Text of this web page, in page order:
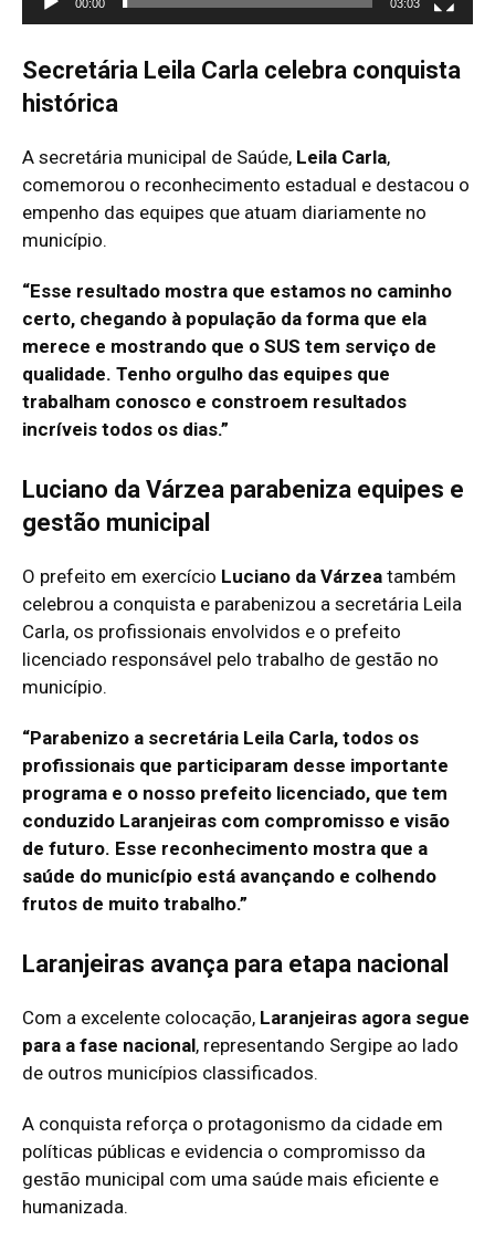
í
d
o
00:00 03:03
Secretária Leila Carla celebra conquista
histórica
A secretária municipal de Saúde, Leila Carla,
comemorou o reconhecimento estadual e destacou o
empenho das equipes que atuam diariamente no
município.
“Esse resultado mostra que estamos no caminho
certo, chegando à população da forma que ela
merece e mostrando que o SUS tem serviço de
qualidade. Tenho orgulho das equipes que
trabalham conosco e constroem resultados
incríveis todos os dias.”
Luciano da Várzea parabeniza equipes e
gestão municipal
O prefeito em exercício Luciano da Várzea também
celebrou a conquista e parabenizou a secretária Leila
Carla, os profissionais envolvidos e o prefeito
licenciado responsável pelo trabalho de gestão no
município.
“Parabenizo a secretária Leila Carla, todos os
profissionais que participaram desse importante
programa e o nosso prefeito licenciado, que tem
conduzido Laranjeiras com compromisso e visão
de futuro. Esse reconhecimento mostra que a
saúde do município está avançando e colhendo
frutos de muito trabalho.”
Laranjeiras avança para etapa nacional
Com a excelente colocação, Laranjeiras agora segue
para a fase nacional, representando Sergipe ao lado
de outros municípios classificados.
A conquista reforça o protagonismo da cidade em
políticas públicas e evidencia o compromisso da
gestão municipal com uma saúde mais eficiente e
humanizada.